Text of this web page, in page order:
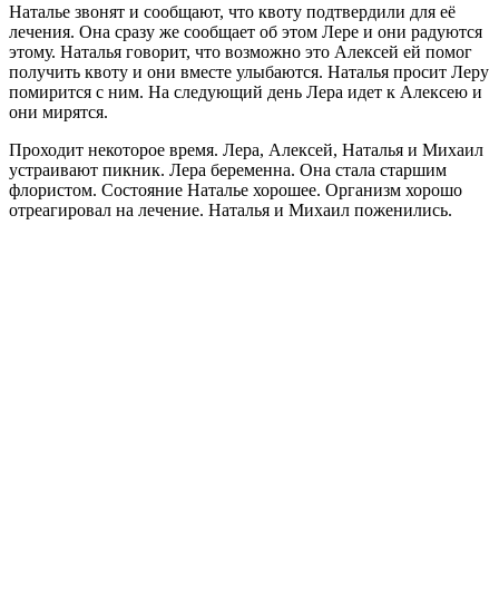
Наталье звонят и сообщают, что квоту подтвердили для её
лечения. Она сразу же сообщает об этом Лере и они радуются
этому. Наталья говорит, что возможно это Алексей ей помог
получить квоту и они вместе улыбаются. Наталья просит Леру
помирится с ним. На следующий день Лера идет к Алексею и
они мирятся.
Проходит некоторое время. Лера, Алексей, Наталья и Михаил
устраивают пикник. Лера беременна. Она стала старшим
флористом. Состояние Наталье хорошее. Организм хорошо
отреагировал на лечение. Наталья и Михаил поженились.